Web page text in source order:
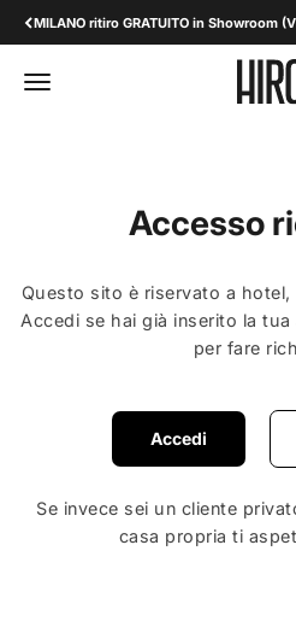
MILANO ritiro GRATUITO in Showroom
Apri il menu di navigazione
Accesso
Questo sito è riservato a hotel,
Accedi se hai già inserito la
per fare
Accedi
Se invece sei un cliente
casa propria ti